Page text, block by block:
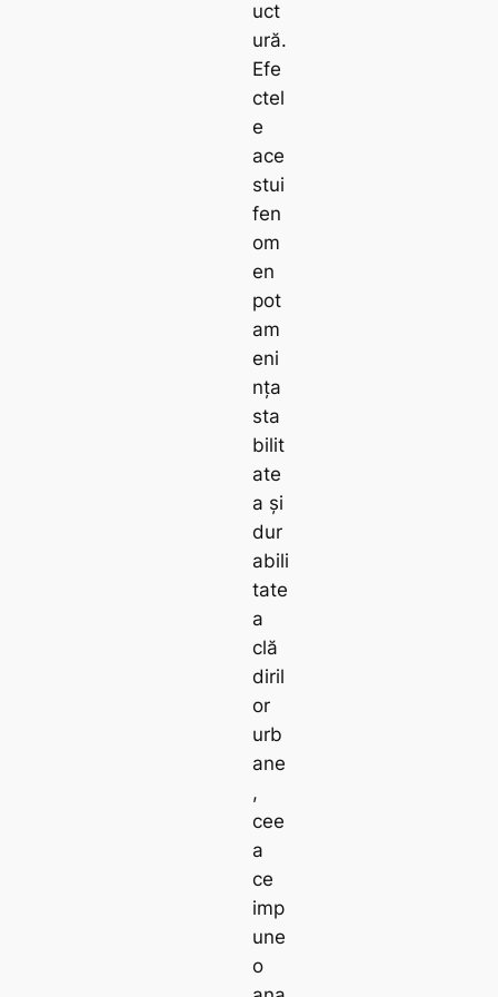
uct
ură.
Efe
ctel
e
ace
stui
fen
om
en
pot
am
eni
nța
sta
bilit
ate
a și
dur
abili
tate
a
clă
diril
or
urb
ane
,
cee
a
ce
imp
une
o